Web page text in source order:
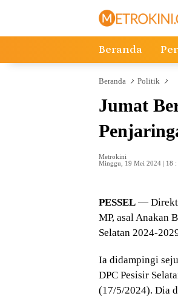
Beranda
Beranda Politik
Jumat
Metrokini
Minggu, 19 Mei 2024 | 18 :
PESSEL —
MP, asal Anakan
Selatan 2024-
Ia didampingi
DPC Pesisir
(17/5/2024). Dia